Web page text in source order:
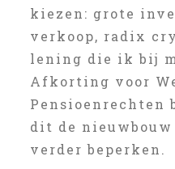
kiezen: grote
verkoop, radix
lening die ik bij
Afkorting voor
Pensioenrechten
dit de nieuwbouw
verder beperken.